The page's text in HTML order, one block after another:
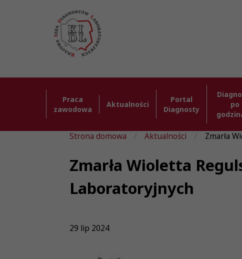
Praca
zawodowa
Aktualności
Portal
Diagnosty
po
Strona domowa Aktualności Zmarła
Zmarła Wioletta
Laboratoryjnych
29 lip 2024